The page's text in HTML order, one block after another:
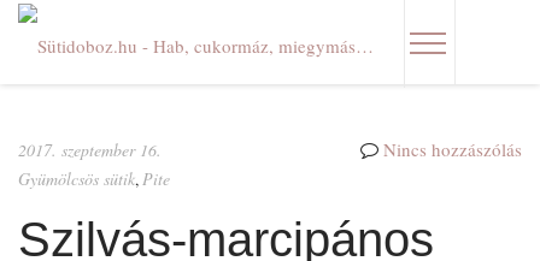
KRÉMES SÜTIK
Nincs hozzászólás
2017. szeptember 16.
Gyümölcsös sütik,Pite
Szilvás-marcipános